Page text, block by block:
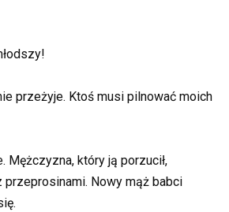
przeżyje. Ktoś musi pilnować moich
Mężczyzna, który ją porzucił,
przeprosinami. Nowy mąż babci